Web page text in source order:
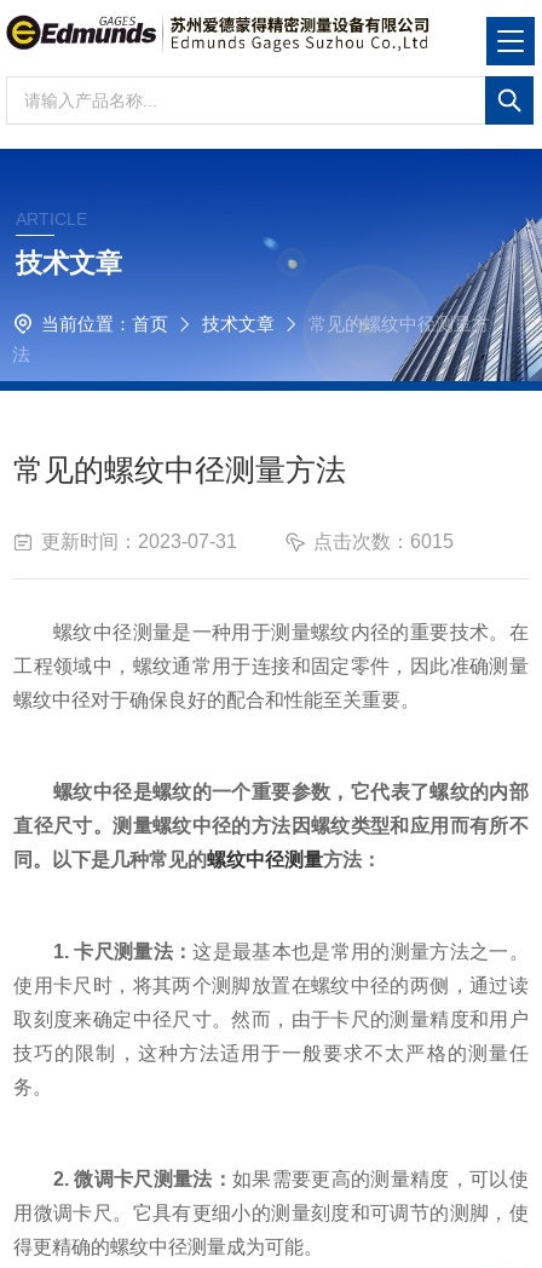
ARTICLE
技术文章
当前位置： 首页 技术文章
常见的螺纹中径测量方
法
常见的螺纹中径测量方法
更新时间：2023-07-31 点击次数：6015
螺纹中径测量是一种用于测量螺纹内径的重要技术。在
工程领域中，螺纹通常用于连接和固定零件，因此准确测量
螺纹中径对于确保良好的配合和性能至关重要。
螺纹中径是螺纹的一个重要参数，它代表了螺纹的内部
直径尺寸。测量螺纹中径的方法因螺纹类型和应用而有所不
同。以下是几种常见的螺纹中径测量方法：
1. 卡尺测量法：这是最基本也是常用的测量方法之一。
使用卡尺时，将其两个测脚放置在螺纹中径的两侧，通过读
取刻度来确定中径尺寸。然而，由于卡尺的测量精度和用户
技巧的限制，这种方法适用于一般要求不太严格的测量任
务。
2. 微调卡尺测量法： 如果需要更高的测量精度，可以使
用微调卡尺。它具有更细小的测量刻度和可调节的测脚，使
得更精确的螺纹中径测量成为可能。